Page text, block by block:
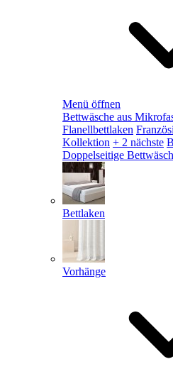
Menü öffnen
Bettwäsche aus
Flanellbettlaken
Kollektion + 2 nächste
Doppelseitige
Bettlaken
Vorhänge